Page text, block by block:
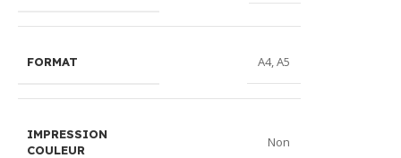
FORMAT A4,A5
IMPRESSION
COULEUR
Non